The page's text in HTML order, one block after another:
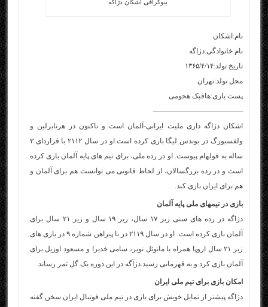
بیوگرافی اشکان دژاگه
نام:اشکان
نام خانوادگی:دژاگه
تاریخ تولد:۱۳۶۵/۴/۱۴
محل تولد:تهران
پست بازی:هافبک هجومی
————————————–
اشکان دژاگه داری ملیت ایرانی-آلمان است و تاکنون در هرتابرلین و
ولفسبورگ در بوندس لیگا بازی کرده است.او در سال ۲۱۱۲ با قراردای ۳
ساله به فولهام پیوست. او در رده ملی، برای تیم های پایه آلمان بازی کرده
است و در رده بزرگسالان، از لحاظ قانونی می توانست هم برای آلمان و
هم برای ایران بازی کند.
بازی در تیم‎های ملی پایه آلمان
دژاگه در رده های سنی زیر ۱۷ سال، زیر ۱۹ سال و زیر ۲۱ سال برای
آلمان بازی کرده است. او در سال ۲۱۱۹ در با پیراهن شماره ۹ در بازی های
زیر ۲۱ سال اروپا همراه با مانوئل نویر، سامی خدیرا و مسعود اوزیل برای
آلمان بازی کرد و به قهرمانی رسید.دژآگه در این دوره یک گل ثمر رساند.
امکان بازی برای تیم ملی ایران
دژاگه پیشتر از تمایل خویش برای بازی در تیم ملی فوتبال ایران سخن گفته